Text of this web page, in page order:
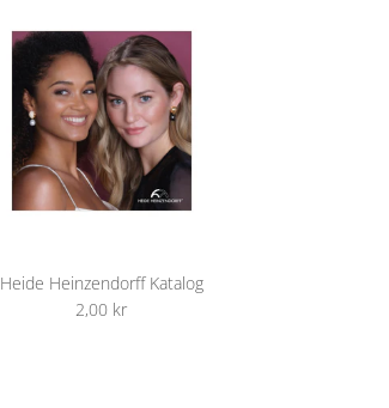
Heide Heinzendorff Katalog
2,00 kr